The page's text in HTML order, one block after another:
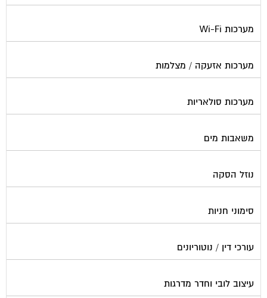
מערכות Wi-Fi
מערכות אזעקה / מצלמות
מערכות סולאריות
משאבות מים
נוזל הסקה
סימוני חניות
עורכי דין / נוטוריונים
עיצוב לובי וחדר מדרגות